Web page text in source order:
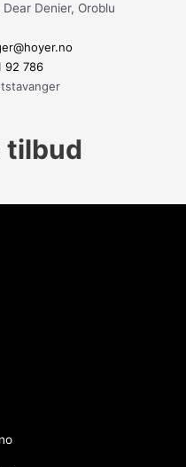
Denier, Oroblu
92 786
tilbud